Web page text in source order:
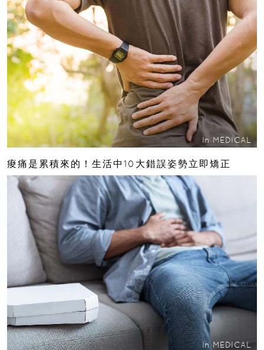
In MEDICAL
痠痛是累積來的！生活中10大錯誤姿勢立即矯正
In MEDICAL